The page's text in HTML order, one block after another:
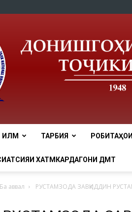
tnu
ИЛМ ТАРБИЯ
ХАТМКАРДАГОНИ ДМТ
Ба аввал РУСТАМЗОДА ЗАВҚИДДИН